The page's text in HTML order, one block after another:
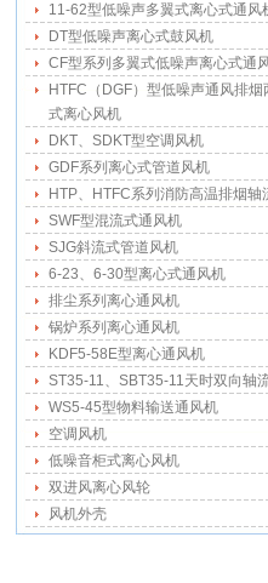
11-62型低噪声多翼式离心式通风
DT型低噪声离心式鼓风机
CF型系列多翼式低噪声离心式通
HTFC（DGF）型低噪声通风排烟
式离心风机
DKT、SDKT型空调风机
GDF系列离心式管道风机
HTP、HTFC系列消防高温排烟轴
SWF型混流式通风机
SJG斜流式管道风机
6-23、6-30型离心式通风机
排尘系列离心通风机
锅炉系列离心通风机
KDF5-58E型离心通风机
ST35-11、SBT35-11天时双向轴
WS5-45型物料输送通风机
空调风机
低噪音柜式离心风机
双进风离心风轮
风机外壳